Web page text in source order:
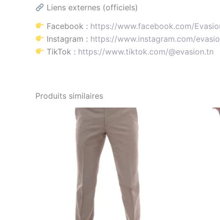
Liens externes (officiels)
Facebook : https://www.facebook.com/
Instagram : https://www.instagram.com/
TikTok : https://www.tiktok.com/@evasion.tn
Produits similaires
Le
prix
initial
était :
actuel
est :
Ce
produit
variations.
Les
peuvent